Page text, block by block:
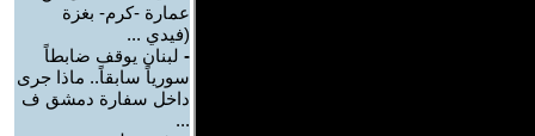
عمارة -كرم- بغزة
(فيدي ...
- لبنان يوقف ضابطاً
سورياً سابقاً.. ماذا جرى
داخل سفارة دمشق ف
...